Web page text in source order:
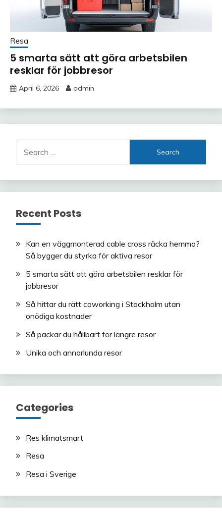
Resa
5 smarta sätt att göra arbetsbilen
resklar för jobbresor
April 6, 2026 admin
for:
Recent Posts
Kan en väggmonterad cable cross räcka hemma?
Så bygger du styrka för aktiva resor
5 smarta sätt att göra arbetsbilen resklar för
jobbresor
Så hittar du rätt coworking i Stockholm utan
onödiga kostnader
Så packar du hållbart för längre resor
Unika och annorlunda resor
Categories
Res klimatsmart
Resa
Resa i Sverige